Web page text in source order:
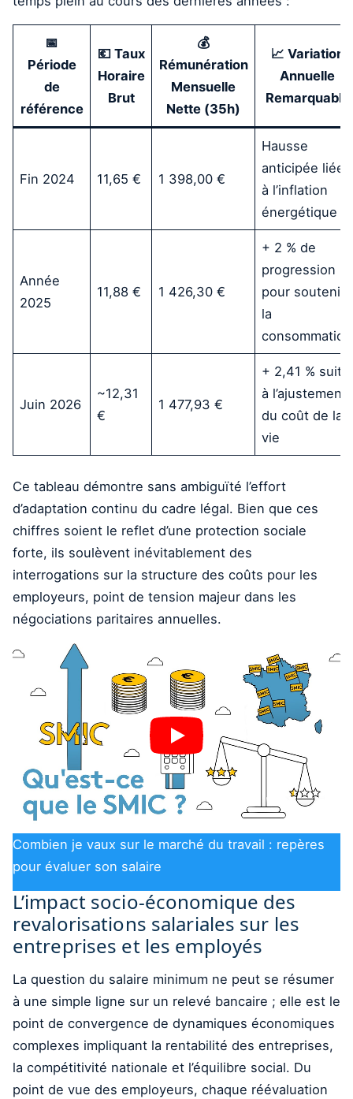
📅
Période
de
référence
💶 Taux
Horaire
Brut
💰
Rémunération
Mensuelle
Nette (35h)
📈 Variation
Annuelle
Remarquable
Fin 2024 11,65 € 1 398,00 €
Hausse
anticipée liée
à l’inflation
énergétique
Année
2025
11,88 € 1 426,30 €
+ 2 % de
progression
pour soutenir
la
consommation
Juin 2026
~12,31
€
1 477,93 €
+ 2,41 % suite
à l’ajustement
du coût de la
vie
Ce tableau démontre sans ambiguïté l’effort
d’adaptation continu du cadre légal. Bien que ces
chiffres soient le reflet d’une protection sociale
forte, ils soulèvent inévitablement des
interrogations sur la structure des coûts pour les
employeurs, point de tension majeur dans les
négociations paritaires annuelles.
Combien je vaux sur le marché du travail : repères
pour évaluer son salaire
L’impact socio-économique des
revalorisations salariales sur les
entreprises et les employés
La question du salaire minimum ne peut se résumer
à une simple ligne sur un relevé bancaire ; elle est le
point de convergence de dynamiques économiques
complexes impliquant la rentabilité des entreprises,
la compétitivité nationale et l’équilibre social. Du
point de vue des employeurs, chaque réévaluation